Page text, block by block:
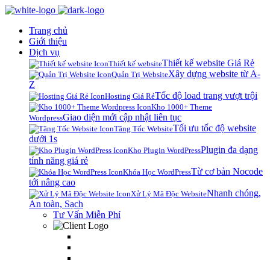
Trang chủ
Giới thiệu
Dịch vụ
Thiết kế websiteThiết kế website Giá Rẻ
Quản Trị WebsiteXây dựng website từ A-
Z
Hosting Giá RẻTốc độ load trang vượt trội
Kho 1000+ Theme
WordpressGiao diện mới cập nhật liên tục
Tăng Tốc WebsiteTối ưu tốc độ website
dưới 1s
Kho Plugin WordPressPlugin đa dạng
tính năng giá rẻ
Khóa Học WordPressTừ cơ bản Nocode
tới nâng cao
Xử Lý Mã Độc WebsiteNhanh chóng,
An toàn, Sạch
Tư Vấn Miễn Phí